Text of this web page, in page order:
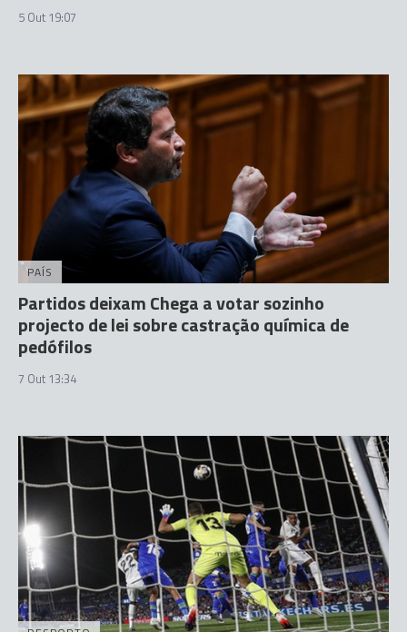
5 Out 19:07
PAÍS
Partidos deixam Chega a votar sozinho
projecto de lei sobre castração química de
pedófilos
7 Out 13:34